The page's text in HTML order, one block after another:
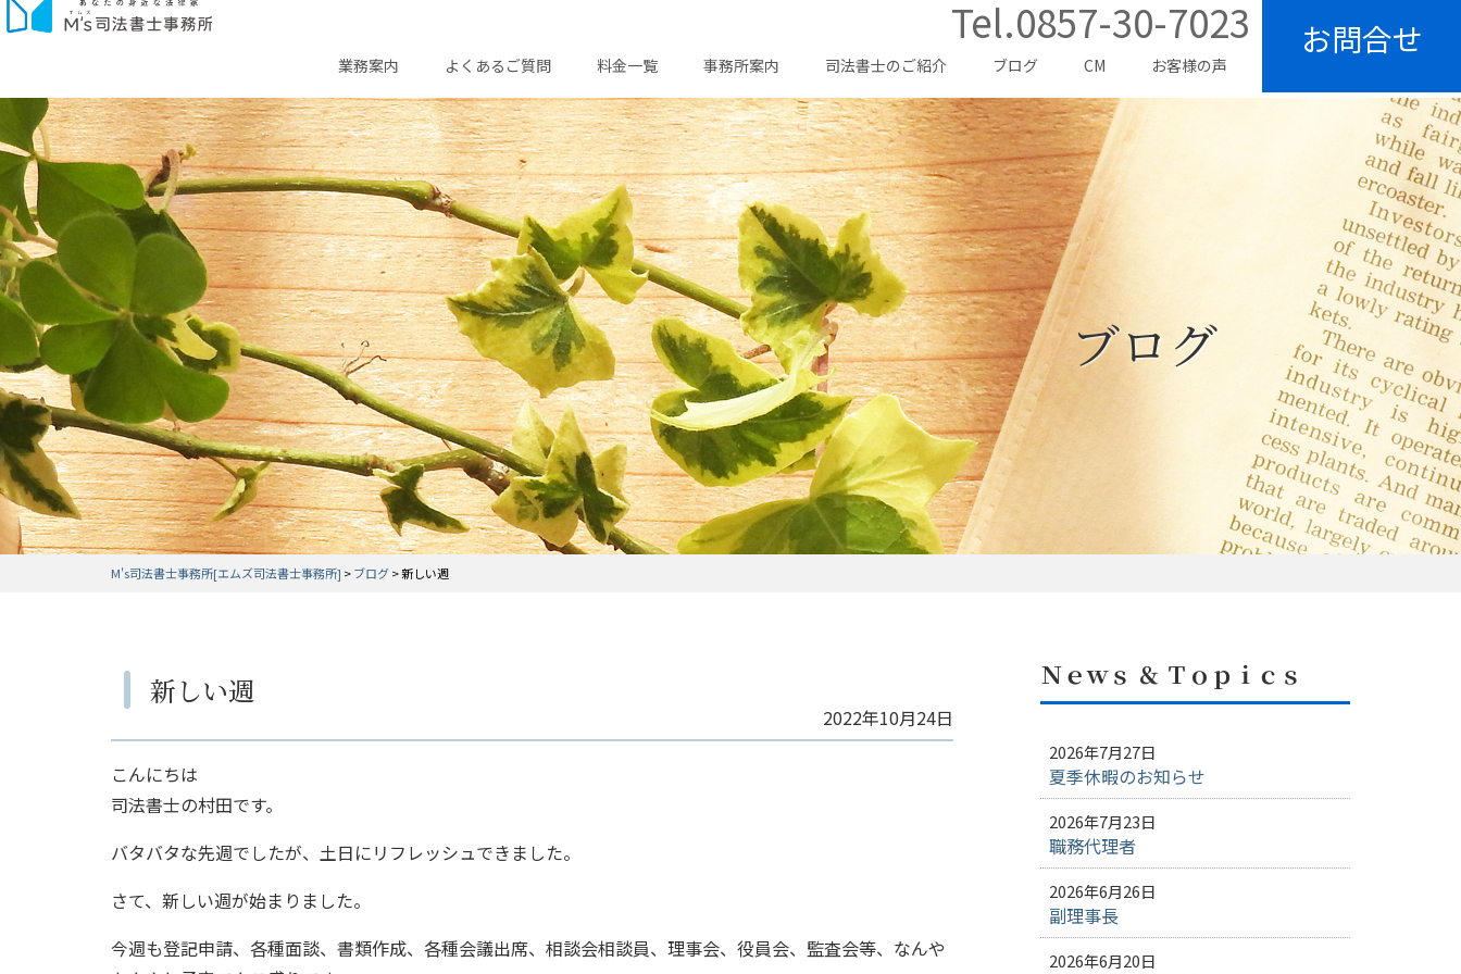
Tel.0857-30-7023
業務案内 よくあるご質問 料金一覧 事務所案内 司法書士のご紹介 ブログ CM お客様の声
お問合せ
ブログ
M's司法書士事務所[エムズ司法書士事務所] >ブログ>新しい週
新しい週
2022年10月24日
こんにちは
司法書士の村田です。
バタバタな先週でしたが、土日にリフレッシュできました。
さて、新しい週が始まりました。
今週も登記申請、各種面談、書類作成、各種会議出席、相談会相談員、理事会、役員会、監査会等、なんや
Ｎｅｗｓ ＆ Ｔｏｐｉｃｓ
2026年7月27日
夏季休暇のお知らせ
2026年7月23日
職務代理者
2026年6月26日
副理事長
2026年6月20日